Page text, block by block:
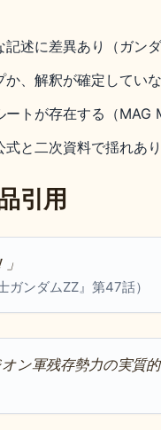
記述に差異あり（ガン
か、解釈が確定して
トが存在する（MAG
式と二次資料で揺れあ
引用
ガンダムZZ』第47話）
ン軍残存勢力の実質